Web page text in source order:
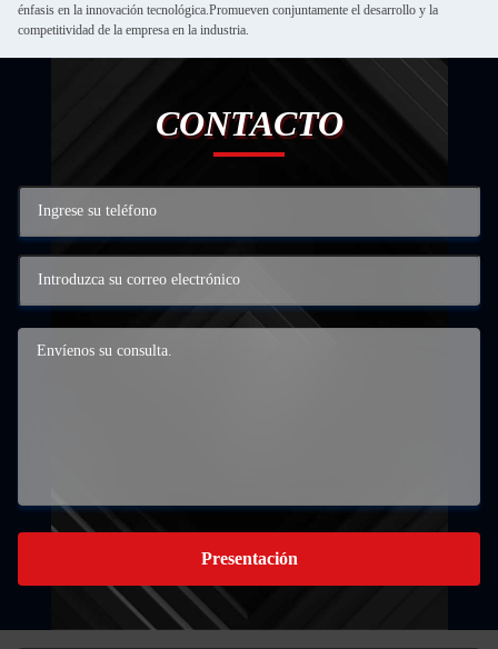
énfasis en la innovación tecnológica.Promueven conjuntamente el desarrollo y la
competitividad de la empresa en la industria.
CONTACTO
Presentación